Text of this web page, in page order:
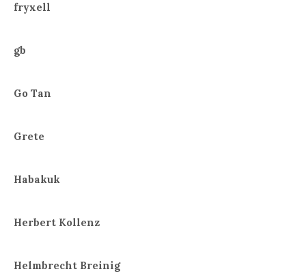
fryxell
gb
Go Tan
Grete
Habakuk
Herbert Kollenz
Helmbrecht Breinig